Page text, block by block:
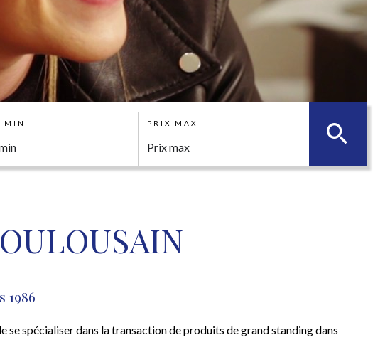
MIN PRIX MAX
1986
spécialiser dans la transaction de produits de grand standing dans